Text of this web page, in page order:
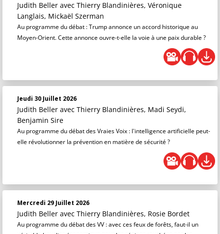
Judith Beller avec Thierry Blandinières, Véronique
Langlais, Mickaël Szerman
Au programme du débat : Trump annonce un accord historique au
Moyen-Orient. Cette annonce ouvre-t-elle la voie à une paix durable ?
Jeudi 30 Juillet 2026
Judith Beller avec Thierry Blandinières, Madi Seydi,
Benjamin Sire
Au programme du débat des Vraies Voix : l'intelligence artificielle peut-
elle révolutionner la prévention en matière de sécurité ?
Mercredi 29 Juillet 2026
Judith Beller avec Thierry Blandinières, Rosie Bordet
Au programme du débat des VV : avec ces feux de forêts, faut-il un